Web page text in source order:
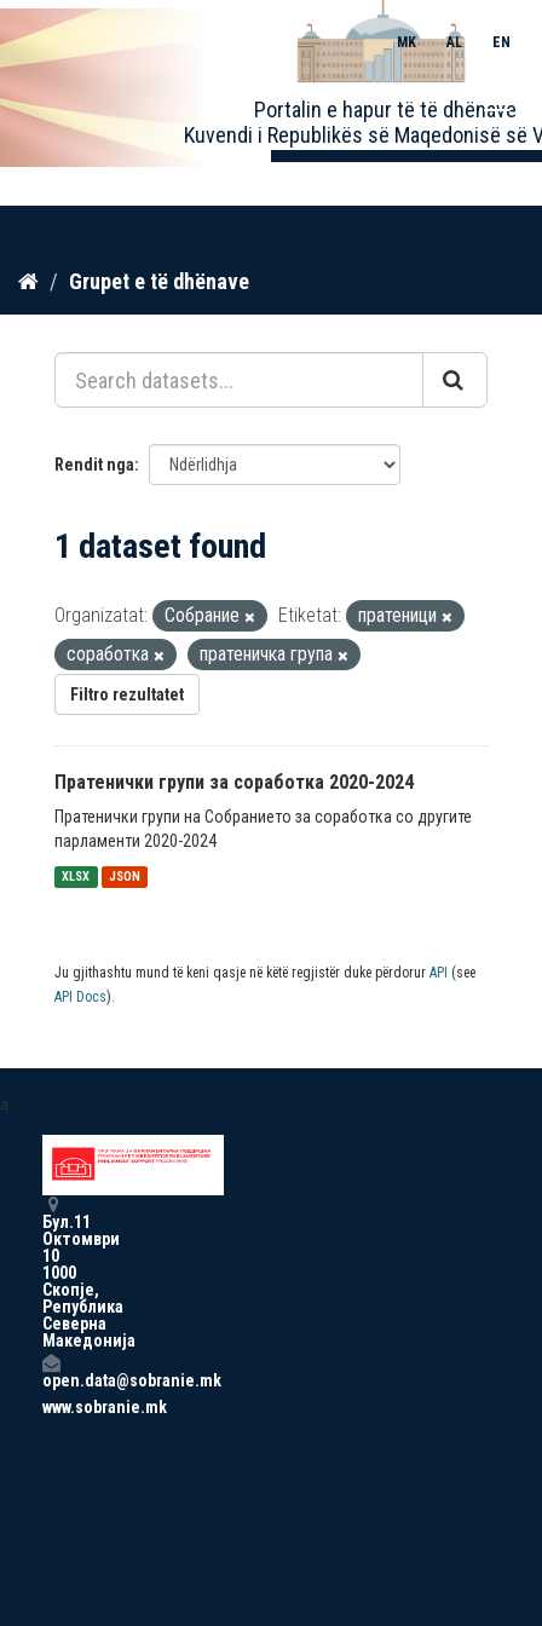
Kalo
përmbajtja
Portalin e hapur të të dhënave
Kuvendi i Republikës së Maqedonisë së
MK AL EN
Toggle
Grupet e të dhënave
Rendit nga
1 dataset found
Organizatat: Собрание Etiketat:
пратеници
соработка
пратеничка група
Filtro rezultatet
Пратенички групи за соработка 2020-2024
Пратенички групи на Собранието за соработка со другите
парламенти 2020-2024
XLSX JSON
Ju gjithashtu mund të keni qasje në këtë regjistër duke përdorur API (see
API Docs).
a
Бул.11
Октомври
10
1000
Скопје,
Република
Северна
Македонија
open.data@sobranie.mk
www.sobranie.mk